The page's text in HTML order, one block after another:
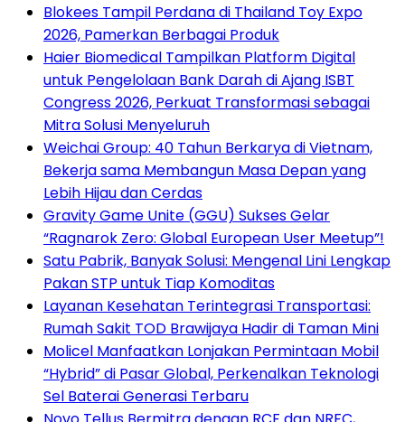
Blokees Tampil Perdana di Thailand Toy Expo
2026, Pamerkan Berbagai Produk
Haier Biomedical Tampilkan Platform Digital
untuk Pengelolaan Bank Darah di Ajang ISBT
Congress 2026, Perkuat Transformasi sebagai
Mitra Solusi Menyeluruh
Weichai Group: 40 Tahun Berkarya di Vietnam,
Bekerja sama Membangun Masa Depan yang
Lebih Hijau dan Cerdas
Gravity Game Unite (GGU) Sukses Gelar
“Ragnarok Zero: Global European User Meetup”!
Satu Pabrik, Banyak Solusi: Mengenal Lini Lengkap
Pakan STP untuk Tiap Komoditas
Layanan Kesehatan Terintegrasi Transportasi:
Rumah Sakit TOD Brawijaya Hadir di Taman Mini
Molicel Manfaatkan Lonjakan Permintaan Mobil
“Hybrid” di Pasar Global, Perkenalkan Teknologi
Sel Baterai Generasi Terbaru